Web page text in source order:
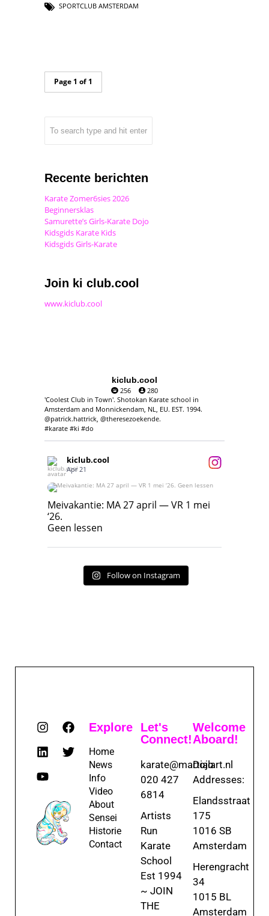
SPORTCLUB AMSTERDAM
Page 1 of 1
Recente berichten
Karate Zomer6sies 2026
Beginnersklas
Samurette’s Girls-Karate Dojo
Kidsgids Karate Kids
Kidsgids Girls-Karate
Join ki club.cool
www.kiclub.cool
kiclub.cool
256
280
'Coolest Club in Town'. Shotokan Karate school in
Amsterdam and Monnickendam, NL, EU. EST. 1994.
@patrick.hattrick, @theresezoekende.
#karate #ki #do
kiclub.cool
Apr 21
Meivakantie: MA 27 april — VR 1 mei ‘26.
Geen lessen
Meivakantie: MA 27 april — VR 1 mei
‘26.
Geen lessen
Follow on Instagram
Explore
Home
News
Info
Video
About
Sensei
Historie
Contact
Let's
Connect!
karate@martialart.nl
020 427
6814
Artists
Run
Karate
School
Est 1994
~ JOIN
THE
Welcome
Aboard!
Dojo
Addresses:
Elandsstraat
175
1016 SB
Amsterdam
Herengracht
34
1015 BL
Amsterdam